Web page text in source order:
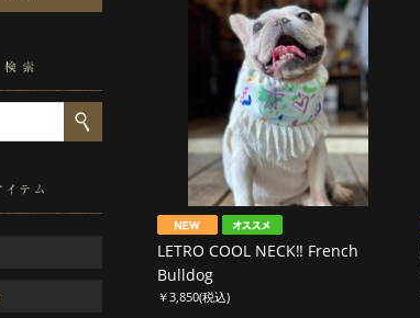
LETRO COOL NECK‼︎ French
Bulldog
￥3,850(税込)